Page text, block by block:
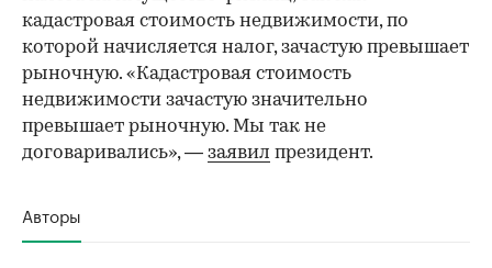
кадастровая стоимость недвижимости, по
которой начисляется налог, зачастую превышает
рыночную. «Кадастровая стоимость
недвижимости зачастую значительно
превышает рыночную. Мы так не
договаривались», — заявил президент.
Авторы